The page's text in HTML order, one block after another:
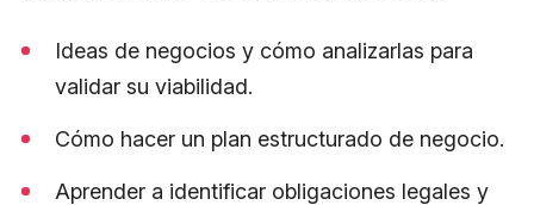
Ideas de negocios y cómo analizarlas para
validar su viabilidad.
Cómo hacer un plan estructurado de negocio.
Aprender a identificar obligaciones legales y